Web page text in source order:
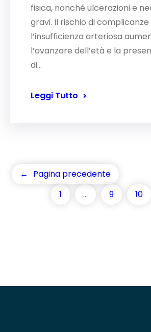
fisica, nonché ulcerazioni e
gravi. Il rischio di
l’insufficienza arteriosa
l’avanzare dell’età e la
di…
Leggi Tutto
←
Pagina precedente
1
… 9 10